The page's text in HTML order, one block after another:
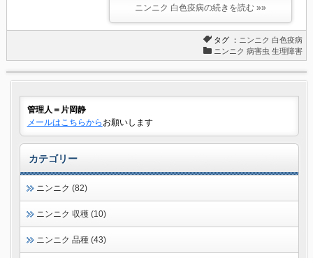
ニンニク 白色疫病の続きを読む »»
タグ ： ニンニク 白色疫病
ニンニク 病害虫 生理障害
管理人＝片岡静
メールはこちらから お願いします
カテゴリー
ニンニク (82)
ニンニク 収穫 (10)
ニンニク 品種 (43)